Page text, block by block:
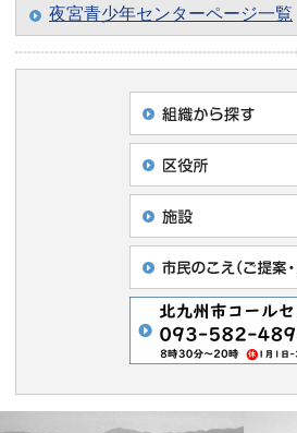
夜宮青少年センターページ一覧